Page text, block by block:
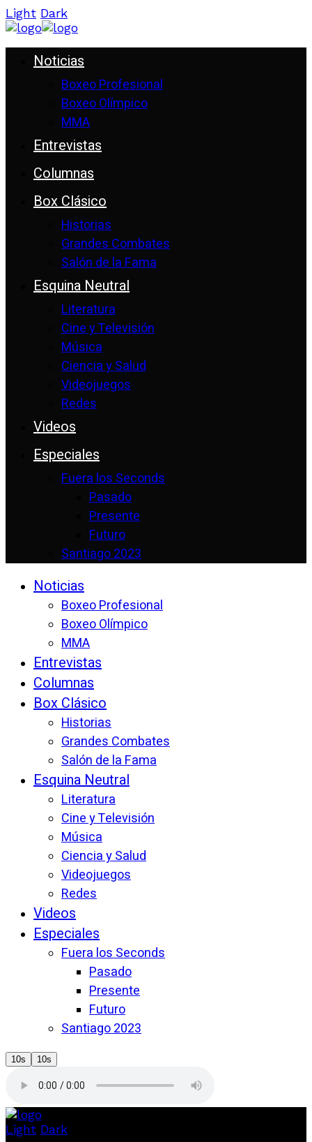
Light Dark
Noticias
Boxeo Profesional
Boxeo Olímpico
MMA
Entrevistas
Columnas
Box Clásico
Historias
Grandes Combates
Salón de la Fama
Esquina Neutral
Literatura
Cine y Televisión
Música
Ciencia y Salud
Videojuegos
Redes
Videos
Especiales
Fuera los Seconds
Pasado
Presente
Futuro
Santiago 2023
Noticias
Boxeo Profesional
Boxeo Olímpico
MMA
Entrevistas
Columnas
Box Clásico
Historias
Grandes Combates
Salón de la Fama
Esquina Neutral
Literatura
Cine y Televisión
Música
Ciencia y Salud
Videojuegos
Redes
Videos
Especiales
Fuera los Seconds
Pasado
Presente
Futuro
Santiago 2023
10s 10s
Light Dark